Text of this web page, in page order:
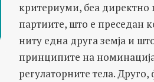
критериуми, беа
партиите, што е преседан
ниту една друга земја и
принципите на
регулаторните тела.